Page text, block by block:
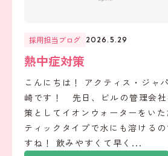
採用担当ブログ 2026.5.29
熱中症対策
こんにちは！ アクティス・ジャ
崎です！ 先日、ビルの管理会
策としてイオンウォーターをい
ティックタイプで水にも溶ける
すね！ 飲みやすくて早く...